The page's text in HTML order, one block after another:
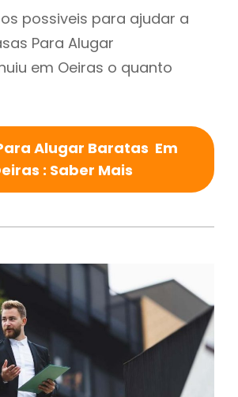
possiveis para ajudar a
Para Alugar
em Oeiras o quanto
Alugar Baratas Em
: Saber Mais